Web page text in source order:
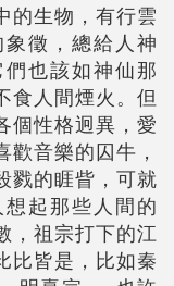
的生物，有行雲
徵，總給人神
也該如神仙那
食人間煙火。但
個性格迥異，愛
音樂的囚牛，
戮的睚眥，可就
起那些人間的
，祖宗打下的江
比皆是，比如秦